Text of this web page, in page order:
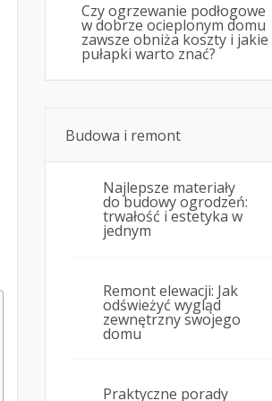
Czy ogrzewanie podłogowe
w dobrze ocieplonym domu
zawsze obniża koszty i jakie
pułapki warto znać?
Budowa i remont
Najlepsze materiały
do budowy ogrodzeń:
trwałość i estetyka w
jednym
Remont elewacji: Jak
odświeżyć wygląd
zewnętrzny swojego
domu
Praktyczne porady